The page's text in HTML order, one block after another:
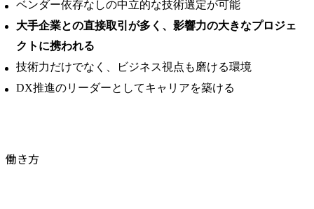
ベンダー依存なしの中立的な技術選定が可能
大手企業との直接取引が多く、影響力の大きなプロジェ
クトに携われる
技術力だけでなく、ビジネス視点も磨ける環境
DX推進のリーダーとしてキャリアを築ける
働き方